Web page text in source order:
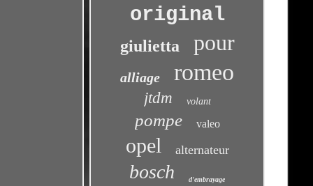
original
giulietta pour
alliage romeo
jtdm volant
pompe valeo
opel alternateur
bosch d'embrayage